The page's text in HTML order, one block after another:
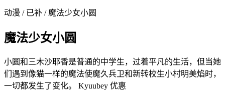
动漫 / 已补 / 魔法少女小圆
魔法少女小圆
小圆和三木沙耶香是普通的中学生，过着平凡的生活，但当她
们遇到像猫一样的魔法使魔久兵卫和新转校生小村明美焰时，
一切都发生了变化。 Kyuubey 优惠